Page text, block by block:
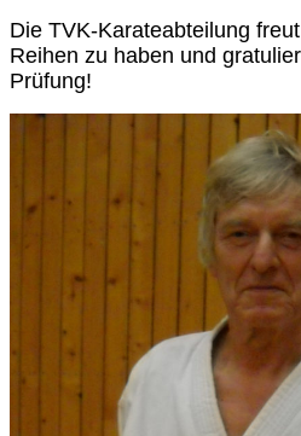
Die TVK-Karateabteilung
Reihen zu haben und
Prüfung!